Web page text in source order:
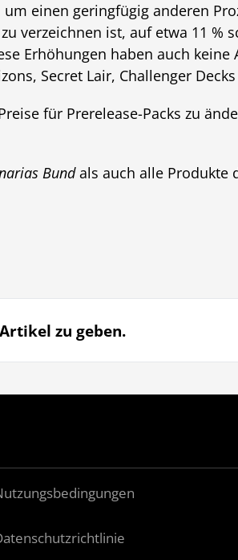
einen geringfügig anderen
verzeichnen ist, auf etwa 11 %
Erhöhungen haben auch keine
Secret Lair, Challenger
für Prerelease-Packs zu
Bundals auch alle Produkte
zu geben.